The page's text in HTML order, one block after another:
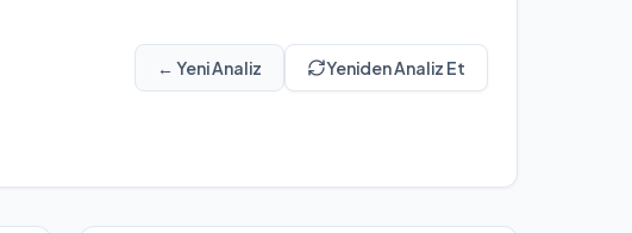
← Yeni Analiz Yeniden Analiz Et